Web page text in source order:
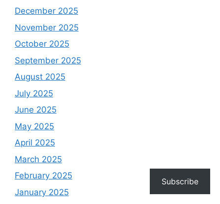
December 2025
November 2025
October 2025
September 2025
August 2025
July 2025
June 2025
May 2025
April 2025
March 2025
February 2025
January 2025
Subscribe